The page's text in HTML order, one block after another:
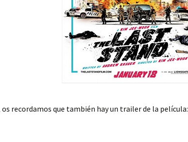
os recordamos que también hay un trailer de la película: